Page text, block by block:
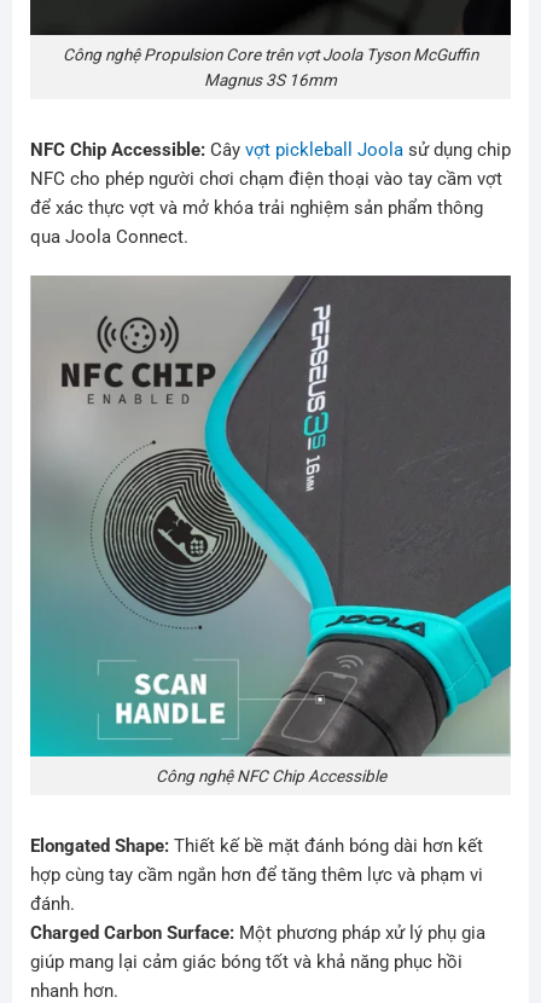
Công nghệ Propulsion Core trên vợt Joola Tyson McGuffin
Magnus 3S 16mm
NFC Chip Accessible:Cây vợt pickleball Joolasử dụng chip
NFC cho phép người chơi chạm điện thoại vào tay cầm vợt
để xác thực vợt và mở khóa trải nghiệm sản phẩm thông
qua Joola Connect.
Công nghệ NFC Chip Accessible
Elongated Shape:Thiết kế bề mặt đánh bóng dài hơn kết
hợp cùng tay cầm ngắn hơn để tăng thêm lực và phạm vi
đánh.
Charged Carbon Surface:Một phương pháp xử lý phụ gia
giúp mang lại cảm giác bóng tốt và khả năng phục hồi
nhanh hơn.